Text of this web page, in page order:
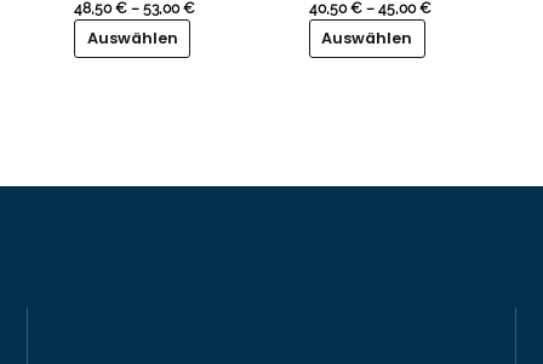
48,50€ –53,00€
Auswählen
Optionen
Produktseite
40,50€– 45,00€
Auswählen
Optionen
Produktseite